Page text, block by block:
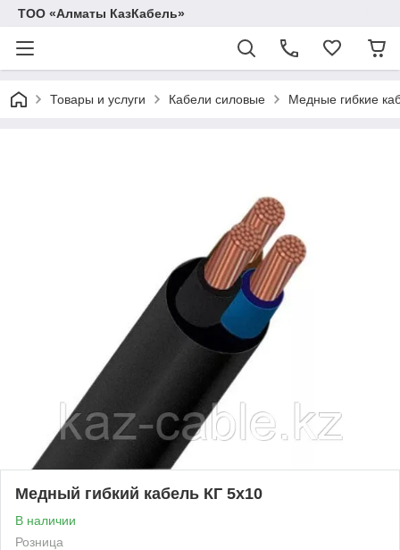
ТОО «Алматы КазКабель»
Товары и услуги Кабели силовые Медные гибкие
Медный гибкий кабель КГ 5х10
В наличии
Розница